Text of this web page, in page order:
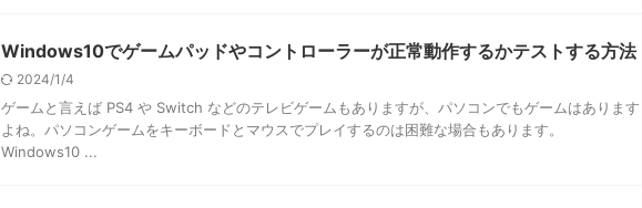
Windows10でゲームパッドやコントローラーが正常動作するかテストする方法
2024/1/4
ゲームと言えば PS4 や Switch などのテレビゲームもありますが、パソコンでもゲームはあります
よね。パソコンゲームをキーボードとマウスでプレイするのは困難な場合もあります。
Windows10 ...